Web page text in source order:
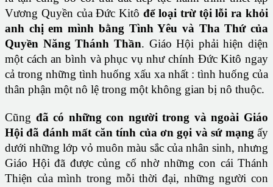
Vương Quyền của Đức Kitôđể loại trừ tội lỗi ra khỏi
anh chị em mình bằng Tình Yêu và Tha Thứ của
Quyền Năng Thánh Thần. Giáo Hội phải hiện diện
một cách an bình và phục vụ như chính Đức Kitô ngay
cả trong những tình huống xấu xa nhất : tình huống của
thân phận một nô lệ trong một không gian bị nô thuộc.
Cũng đã có những con người trong và ngoài Giáo
Hội đã đánh mất căn tính của ơn gọi và sứ mạngấy
dưới những lớp vỏ muôn màu sắc của nhân sinh, nhưng
Giáo Hội đã được củng cố nhờ những con cái Thánh
Thiện của mình trong mỗi thời đại, những người con